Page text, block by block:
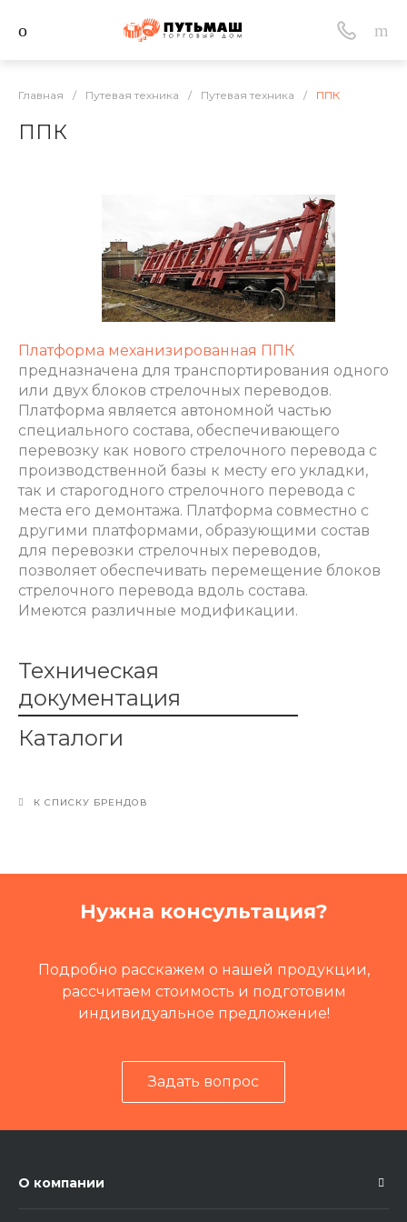
Главная / Путевая техника / Путевая техника / ППК
ППК
Платформа механизированная ППК
предназначена для транспортирования одного
или двух блоков стрелочных переводов.
Платформа является автономной частью
специального состава, обеспечивающего
перевозку как нового стрелочного перевода с
производственной базы к месту его укладки,
так и старогодного стрелочного перевода с
места его демонтажа. Платформа совместно с
другими платформами, образующими состав
для перевозки стрелочных переводов,
позволяет обеспечивать перемещение блоков
стрелочного перевода вдоль состава.
Имеются различные модификации.
Техническая
документация
Каталоги
К СПИСКУ БРЕНДОВ
Нужна консультация?
Подробно расскажем о нашей продукции,
рассчитаем стоимость и подготовим
индивидуальное предложение!
Задать вопрос
О компании